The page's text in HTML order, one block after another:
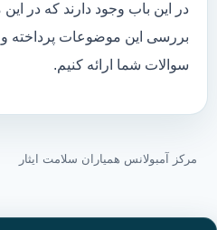
در این باب وجود دارند که در
بررسی این موضوعات پرداخته
سوالات شما ارائه کنیم.
مرکز آمبولانس همیاران سلامت ایثار